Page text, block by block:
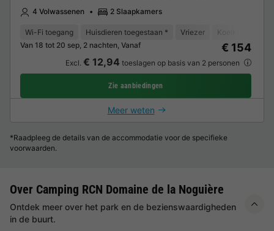
4 Volwassenen 2 Slaapkamers
Wi-Fi toegang Huisdieren toegestaan * Vriezer Koelkast
Van 18 tot 20 sep, 2 nachten, Vanaf
€ 154
Excl. € 12,94 toeslagen op basis van 2 personen
Zie aanbiedingen
Meer weten
*Raadpleeg de details van de accommodatie voor de specifieke
voorwaarden.
Over Camping RCN Domaine de la Noguière
Ontdek meer over het park en de bezienswaardigheden
in de buurt.